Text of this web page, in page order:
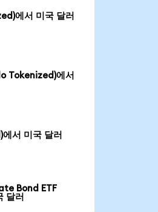
에서 미국 달러
Tokenized)에서
서 미국 달러
Bond ETF
달러